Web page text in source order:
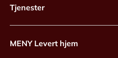
Tjenester
MENY Levert hjem